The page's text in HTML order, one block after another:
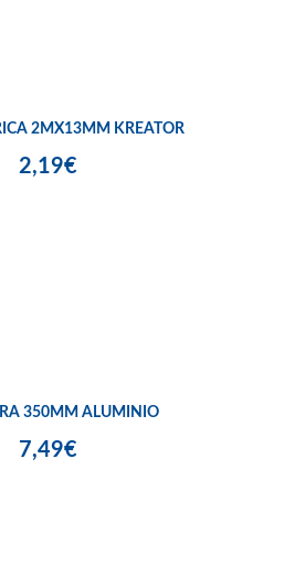
2MX13MM KREATOR
2,19€
350MM ALUMINIO
7,49€